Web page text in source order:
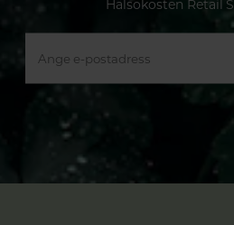
Hälsokosten Retail